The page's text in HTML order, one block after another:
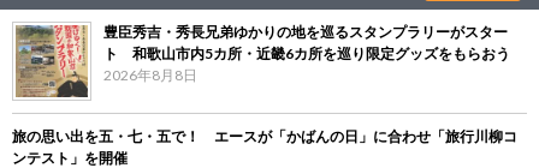
豊臣秀吉・秀長兄弟ゆかりの地を巡るスタンプラリーがスター
ト 和歌山市内5カ所・近畿6カ所を巡り限定グッズをもらおう
2026年8月8日
旅の思い出を五・七・五で！ エースが「かばんの日」に合わせ「旅行川柳コ
ンテスト」を開催